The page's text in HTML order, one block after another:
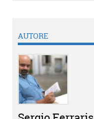
AUTORE